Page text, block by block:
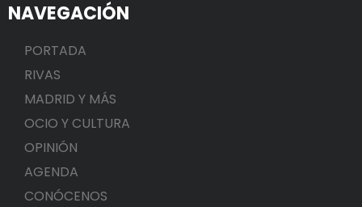
NAVEGACIÓN
PORTADA
RIVAS
MADRID Y MÁS
OCIO Y CULTURA
OPINIÓN
AGENDA
CONÓCENOS